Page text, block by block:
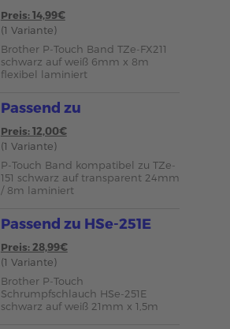
Preis: 14,99€
(1 Variante)
Brother P-Touch Band TZe-FX211
schwarz auf weiß 6mm x 8m
flexibel laminiert
Passend zu
Preis: 12,00€
(1 Variante)
P-Touch Band kompatibel zu TZe-
151 schwarz auf transparent 24mm
/ 8m laminiert
Passend zu HSe-251E
Preis: 28,99€
(1 Variante)
Brother P-Touch
Schrumpfschlauch HSe-251E
schwarz auf weiß 21mm x 1,5m